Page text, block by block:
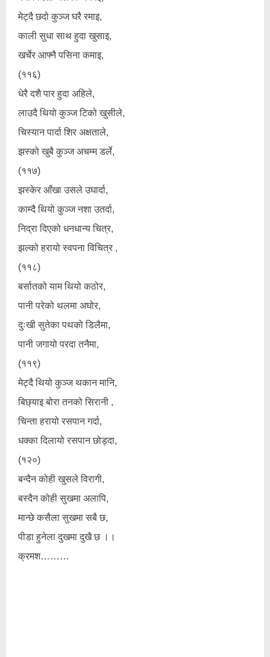
मेट्दै छदो कुञ्ज घरै रमाइ,
काली सुधा साथ हुदा खुसाइ,
खर्चेर आफ्नै पसिना कमाइ,
(११६)
धेरै दशै पार हुदा अहिले,
लाउदै थियो कुञ्ज टिको खुसीले,
चिस्यान पार्दा शिर अक्षताले,
झस्को खुबै कुञ्ज अचम्म डर्ले,
(११७)
झस्केर आँखा उसले उघार्दा,
काम्दै थियो कुञ्ज नशा उतर्दा,
निद्रा दिएको धनधान्य चित्र,
झल्को हरायो स्वपना विचित्र ,
(११८)
बर्सातको याम थियो कठोर,
पानी परेको थलमा अघोर,
दुःखी सुतेका पथको डिलैमा,
पानी जगायो परदा तनैमा,
(११९)
मेट्दै थियो कुञ्ज थकान मानि,
बिछ्याइ बोरा तनको सिरानी ,
चिन्ता हरायो रसपान गर्दा,
धक्का दिलायो रसपान छोड्दा,
(१२०)
बन्दैन कोही खुसले विरागी,
बस्दैन कोही सुखमा अलापि,
मान्छे कसैला सुखमा सबै छ,
पीडा हुनेला दुखमा दुखै छ ।।
क्रमश………